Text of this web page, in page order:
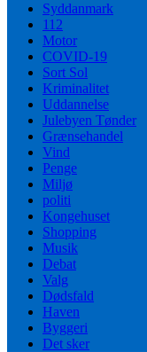
Syddanmark
112
Motor
COVID-19
Sort Sol
Kriminalitet
Uddannelse
Julebyen Tønder
Grænsehandel
Vind
Penge
Miljø
politi
Kongehuset
Shopping
Musik
Debat
Valg
Dødsfald
Haven
Byggeri
Det sker